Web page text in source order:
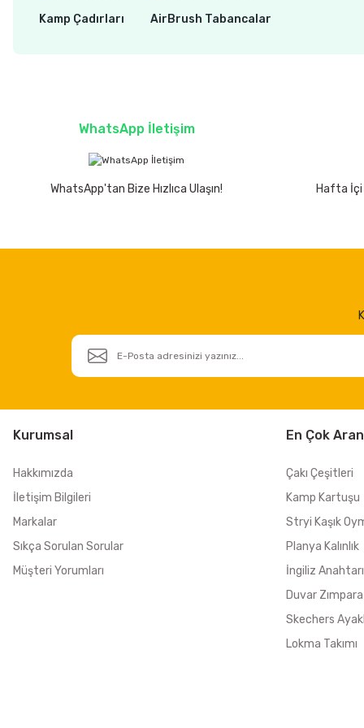
Kamp Çadırları AirBrush Tabancalar
WhatsApp İletişim
WhatsApp'tan Bize Hızlıca Ulaşın! Hafta İçi
Kurumsal
Hakkımızda
İletişim Bilgileri
Markalar
Sıkça Sorulan Sorular
Müşteri Yorumları
En Çok
Çakı Çeşitleri
Kamp Kartuşu
Stryi Kaşık
Planya Kalınlık
İngiliz Anahtarı
Duvar Zımpara
Skechers
Lokma Takımı